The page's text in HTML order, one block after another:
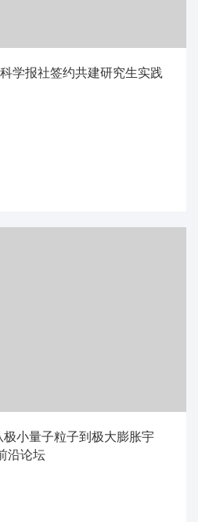
学报社签约共建研究生实践
极小量子粒子到极大膨胀宇
沿论坛